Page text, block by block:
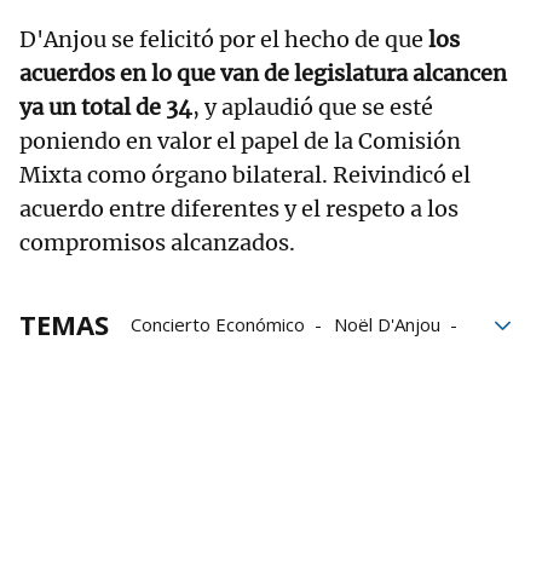
D'Anjou se felicitó por el hecho de que los
acuerdos en lo que van de legislatura alcancen
ya un total de 34, y aplaudió que se esté
poniendo en valor el papel de la Comisión
Mixta como órgano bilateral. Reivindicó el
acuerdo entre diferentes y el respeto a los
compromisos alcanzados.
TEMAS Concierto Económico
Noël D'Anjou